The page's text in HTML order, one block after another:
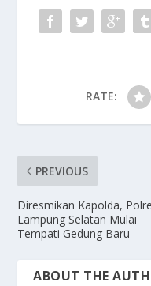
RATE:
PREVIOUS
Diresmikan Kapolda,
Lampung Selatan Mulai
Tempati Gedung Baru
ABOUT THE